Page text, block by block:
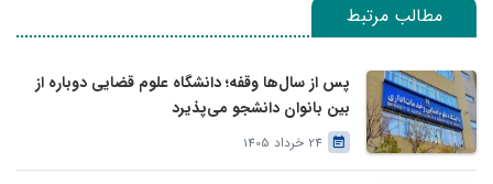
مطالب مرتبط
پس از سال‌ها وقفه؛ دانشگاه علوم قضایی دوباره از
بین بانوان دانشجو می‌پذیرد
24 خرداد 1405